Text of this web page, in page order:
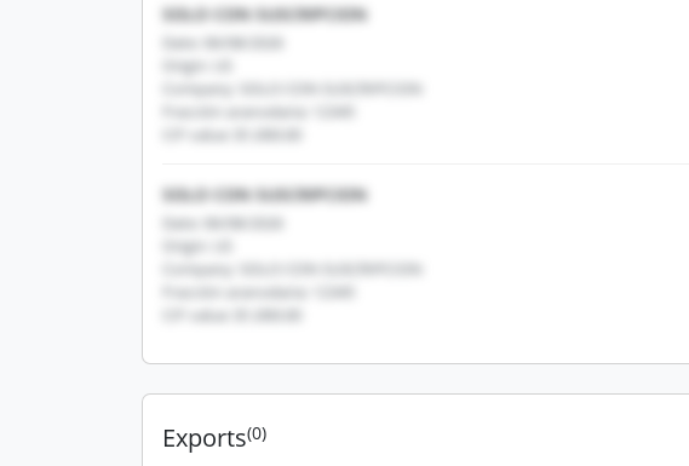
SOLO CON SUSCRIPCION
Date: 06/08/2026
Origin: US
Company: SOLO CON SUSCRIPCION
Fracción arancelaria: 12345
CIF value: $1,000.00
SOLO CON SUSCRIPCION
Date: 06/08/2026
Origin: US
Company: SOLO CON SUSCRIPCION
Fracción arancelaria: 12345
CIF value: $1,000.00
Exports(0)